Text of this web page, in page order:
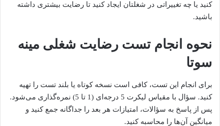
کنید یا چه تغییراتی در شغلتان ایجاد کنید تا رضایت بیشتری داشته
باشید.
نحوه انجام تست رضایت شغلی مینه
سوتا
برای انجام این تست، کافی است نسخه کوتاه یا بلند تست را تهیه
کنید. سؤال با مقیاس لیکرت 5 درجه‌ای (1 تا 5) نمره‌گذاری می‌شود.
پس از پاسخ به سؤالات، امتیازات هر بعد را جداگانه جمع کنید و
میانگین آن‌ها را محاسبه کنید.